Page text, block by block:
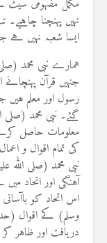
مکمل مفہومی سیٹ
نہیں پہنچنا
ایسا شعبہ نہیں ہے
ہمارے نبی محمد
جنہیں قرآن
رسول اور معلم ہیں
گئے۔ نبی محمد
معلومات حاصل
کی تمام اقوال و
نبی محمد (صلی
آہنگی اور اتحاد
اس اتحاد کو
وسلم) کے اقوال
دریافت اور ظاہر